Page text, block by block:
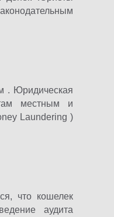
. Юридическая
местным и
Laundering )
что кошелек
аудита